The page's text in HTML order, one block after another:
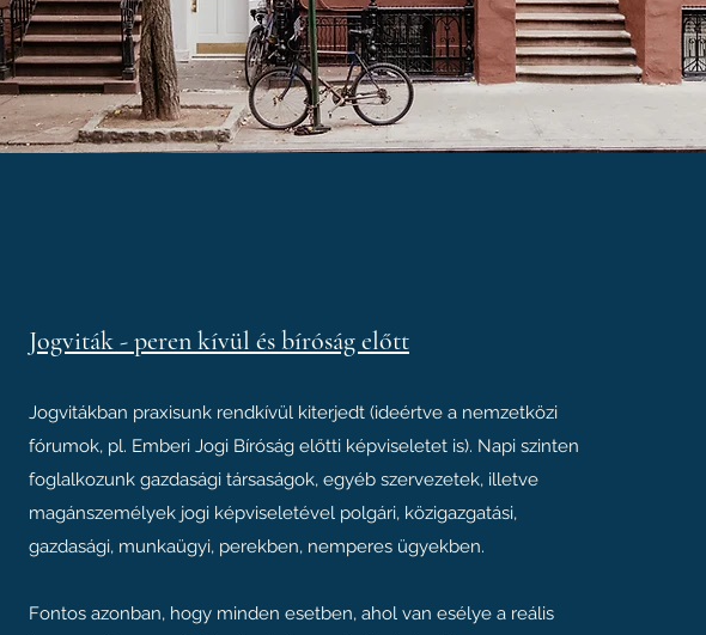
Jogviták - peren kívül és bíróság előtt
Jogvitákban praxisunk rendkívül kiterjedt (ideértve a nemzetközi
fórumok, pl. Emberi Jogi Bíróság előtti képviseletet is). Napi szinten
foglalkozunk gazdasági társaságok, egyéb szervezetek, illetve
magánszemélyek jogi képviseletével polgári, közigazgatási,
gazdasági, munkaügyi, perekben, nemperes ügyekben.
Fontos azonban, hogy minden esetben, ahol van esélye a reális